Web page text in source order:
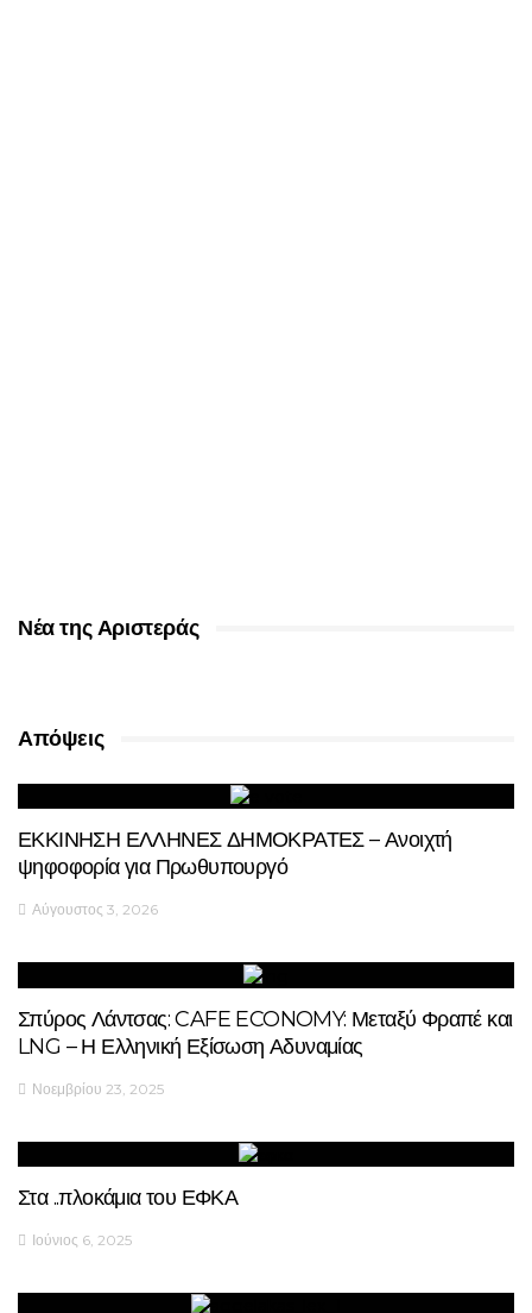
Νέα της Αριστεράς
Απόψεις
ΕΚΚΙΝΗΣΗ ΕΛΛΗΝΕΣ ΔΗΜΟΚΡΑΤΕΣ – Ανοιχτή
ψηφοφορία για Πρωθυπουργό
Αύγουστος 3, 2026
Σπύρος Λάντσας: CAFE ECONOMY: Μεταξύ Φραπέ και
LNG – Η Ελληνική Εξίσωση Αδυναμίας
Νοεμβρίου 23, 2025
Στα ..πλοκάμια του ΕΦΚΑ
Ιούνιος 6, 2025